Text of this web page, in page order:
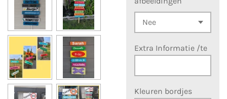
Extra Informatie /te
Kleuren bordjes